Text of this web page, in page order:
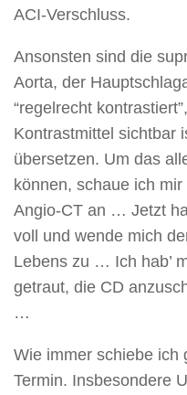
ACI-Verschluss.
Ansonsten sind die
Aorta, der
“regelrecht
Kontrastmittel sichtbar
übersetzen. Um das
können, schaue ich
Angio-CT an … Jetzt
voll und wende mich
Lebens zu … Ich hab’
getraut, die CD
…
Wie immer schiebe ich
Termin. Insbesondere